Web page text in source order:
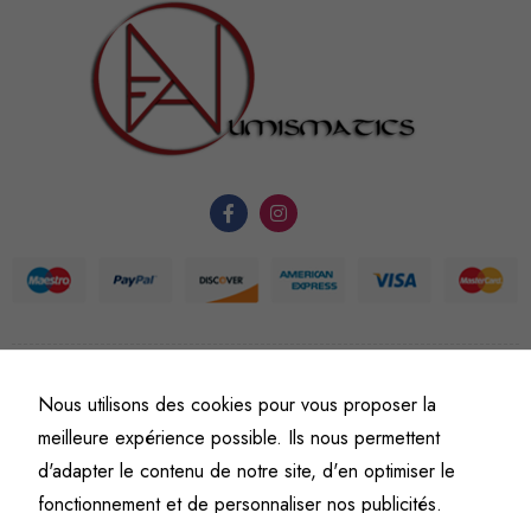
© Fine art numismatics
Politique de confidentialitéConditions générales de vente et d’utilisation
Mentions légales
Nous utilisons des cookies pour vous proposer la
meilleure expérience possible. Ils nous permettent
d'adapter le contenu de notre site, d'en optimiser le
fonctionnement et de personnaliser nos publicités.
puissions
et la
site Web, en
fonction de
l'usage qu'il